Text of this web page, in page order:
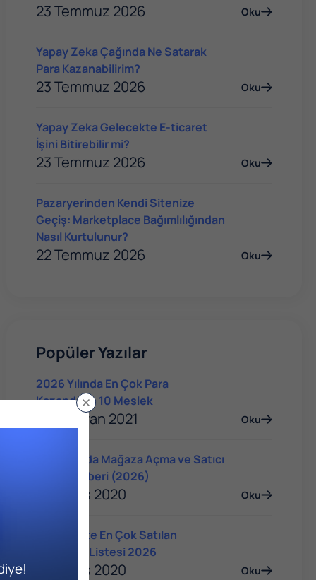
23 Temmuz 2026 Oku
Yapay Zeka Çağında Ne Satarak
Para Kazanabilirim?
23 Temmuz 2026 Oku
Yapay Zeka Gelecekte E-ticaret
İşini Bitirebilir mi?
23 Temmuz 2026 Oku
Pazaryerinden Kendi Sitenize
Geçiş: Marketplace Bağımlılığından
Nasıl Kurtulunur?
22 Temmuz 2026 Oku
Popüler Yazılar
2026 Yılında En Çok Para
Kazandıran 10 Meslek
04 Haziran 2021 Oku
Trendyol'da Mağaza Açma ve Satıcı
Olma Rehberi (2026)
14 Mayıs 2020 Oku
E-Ticarette En Çok Satılan
Ürünlerin Listesi 2026
14 Mayıs 2020 Oku